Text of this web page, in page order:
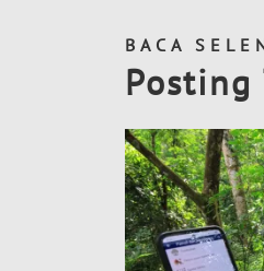
BACA
Posting